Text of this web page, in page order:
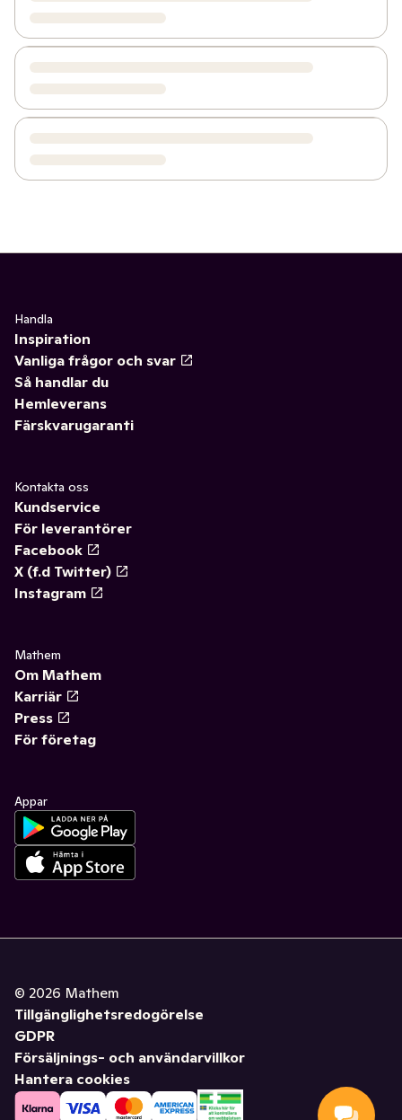
Handla
Inspiration
Vanliga frågor och svar
Så handlar du
Hemleverans
Färskvarugaranti
Kontakta oss
Kundservice
För leverantörer
Facebook
X (f.d Twitter)
Instagram
Mathem
Om Mathem
Karriär
Press
För företag
Appar
© 2026 Mathem
Tillgänglighetsredogörelse
GDPR
Försäljnings- och användarvillkor
Hantera cookies